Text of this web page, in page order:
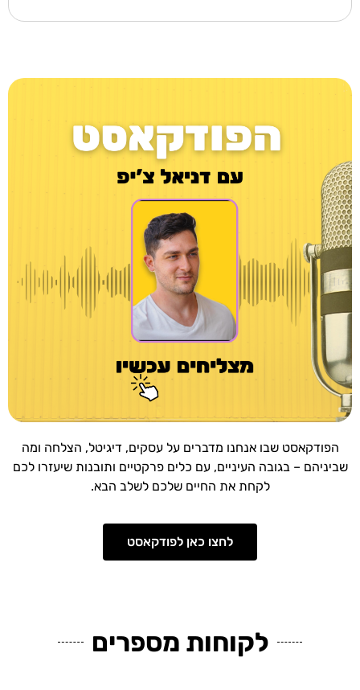
הפודקאסט שבו אנחנו מדברים על עסקים, דיגיטל, הצלחה ומה
שביניהם – בגובה העיניים, עם כלים פרקטיים ותובנות שיעזרו לכם
לקחת את החיים שלכם לשלב הבא.
לחצו כאן לפודקאסט
לקוחות מספרים